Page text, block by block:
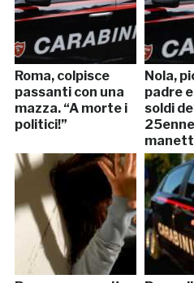
Roma, colpisce
passanti con una
mazza. “A morte i
politici!”
Nola,
padre
soldi